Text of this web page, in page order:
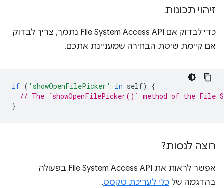
זיהוי תכונות
כדי לבדוק אם File System Access API נתמך, צריך לבדוק
אם קיימת שיטת הבחירה שמעניינת אתכם.
if ( 'showOpenFilePicker' in self)
{
// The `showOpenFilePicker()` method of the File
}
רוצה לנסות?
אפשר לראות את File System Access API בפעולה
בהדגמה של כלי לעריכת טקסט.